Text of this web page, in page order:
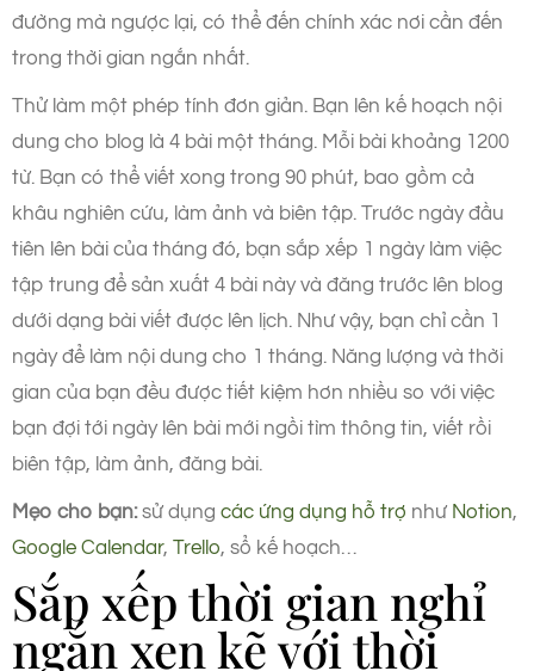
đường mà ngược lại, có thể đến chính xác nơi cần đến
trong thời gian ngắn nhất.
Thử làm một phép tính đơn giản. Bạn lên kế hoạch nội
dung cho blog là 4 bài một tháng. Mỗi bài khoảng 1200
từ. Bạn có thể viết xong trong 90 phút, bao gồm cả
khâu nghiên cứu, làm ảnh và biên tập. Trước ngày đầu
tiên lên bài của tháng đó, bạn sắp xếp 1 ngày làm việc
tập trung để sản xuất 4 bài này và đăng trước lên blog
dưới dạng bài viết được lên lịch. Như vậy, bạn chỉ cần 1
ngày để làm nội dung cho 1 tháng. Năng lượng và thời
gian của bạn đều được tiết kiệm hơn nhiều so với việc
bạn đợi tới ngày lên bài mới ngồi tìm thông tin, viết rồi
biên tập, làm ảnh, đăng bài.
Mẹo cho bạn:sử dụng các ứng dụng hỗ trợ như Notion,
Google Calendar, Trello, sổ kế hoạch…
Sắp xếp thời gian nghỉ
ngắn xen kẽ với thời